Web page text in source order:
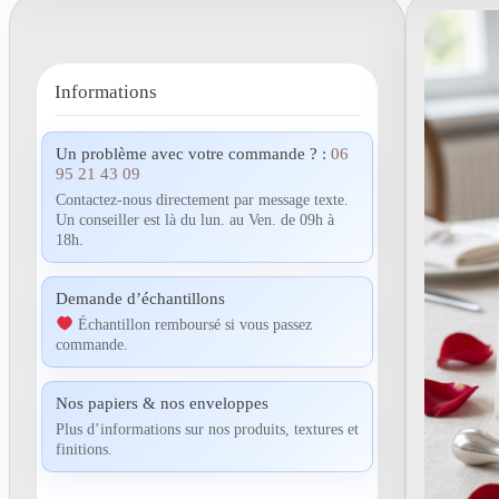
Informations
Un problème avec votre commande ? : 06
95 21 43 09
Contactez-nous directement par message texte.
Un conseiller est là du lun. au Ven. de 09h à
18h.
Demande d’échantillons
Échantillon remboursé si vous passez
commande.
Nos papiers & nos enveloppes
Plus d’informations sur nos produits, textures et
finitions.